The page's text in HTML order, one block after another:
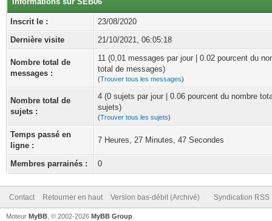
Inscrit le :
23/08/2020
Dernière visite
21/10/2021, 06:05:18
Nombre total de
messages :
11 (0,01 messages par jour | 0.02 pourcent du
total de messages)
(Trouver tous les messages)
Nombre total de
sujets :
4 (0 sujets par jour | 0.06 pourcent du nombre
sujets)
(Trouver tous les sujets)
Temps passé en
ligne :
7 Heures, 27 Minutes, 47 Secondes
Membres parrainés : 0
Contact Retourner en haut Version bas-débit (Archivé) Syndication RSS
Moteur MyBB , © 2002-2026 MyBB Group